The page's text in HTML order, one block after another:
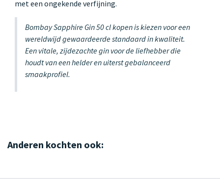
met een ongekende verfijning.
Bombay Sapphire Gin 50 cl kopen is kiezen voor een
wereldwijd gewaardeerde standaard in kwaliteit.
Een vitale, zijdezachte gin voor de liefhebber die
houdt van een helder en uiterst gebalanceerd
smaakprofiel.
Anderen kochten ook: